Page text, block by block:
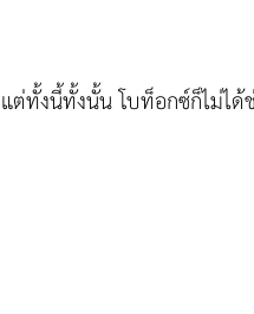
ต่ทั้งนี้ทั้งนั้น โบท็อกซ์ก็ไม่ไ